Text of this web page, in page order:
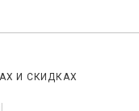
И СКИДКАХ